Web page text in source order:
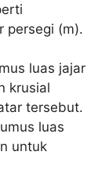
persegi (m).
luas jajar
krusial
tersebut.
luas
untuk